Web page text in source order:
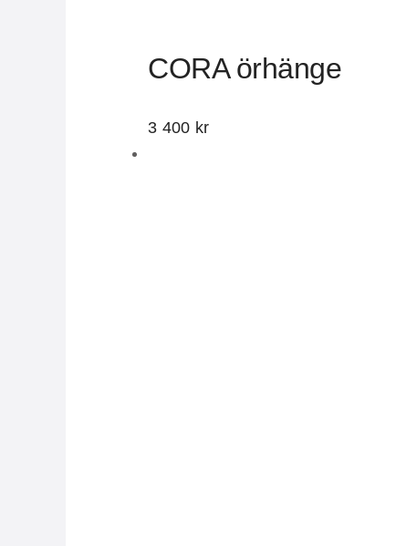
CORA örhänge
3 400 kr